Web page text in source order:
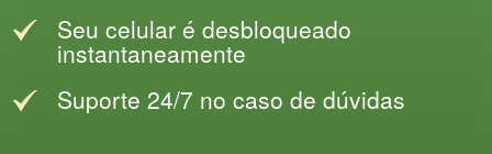
Seu celular é desbloqueado
instantaneamente
Suporte 24/7 no caso de dúvidas